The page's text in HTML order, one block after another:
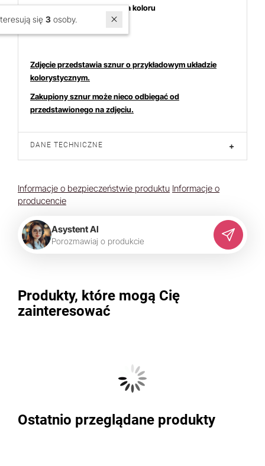
Możliwa nieznaczna różnica koloru
Cena dotyczy 1 sznura
Zdjęcie przedstawia sznur o przykładowym układzie
kolorystycznym.
Zakupiony sznur może nieco odbiegać od
przedstawionego na zdjęciu.
DANE TECHNICZNE +
Informacje o bezpieczeństwie produktu Informacje o
producencie
Asystent AI
Porozmawiaj o produkcie
Produkty, które mogą Cię
zainteresować
Ostatnio przeglądane produkty
W ostatnich 7 dniach produktem interesują się